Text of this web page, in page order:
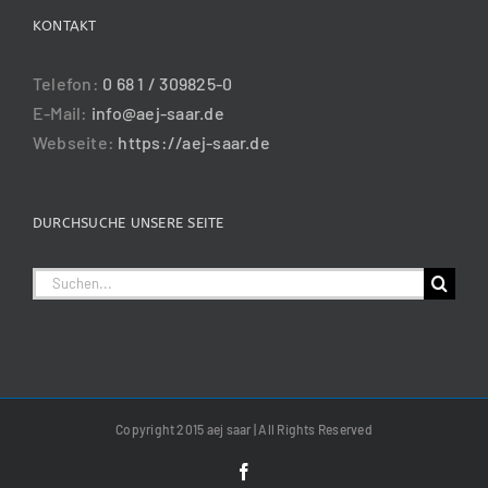
KONTAKT
Telefon: 0 68 1 / 309825-0
E-Mail: info@aej-saar.de
Webseite: https://aej-saar.de
DURCHSUCHE UNSERE SEITE
Suche
Copyright 2015 aej saar | All Rights Reserved